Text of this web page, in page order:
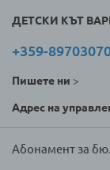
ДЕТСКИ КЪТ
+359-
Пишете ни >
Адрес на
Абонамент за